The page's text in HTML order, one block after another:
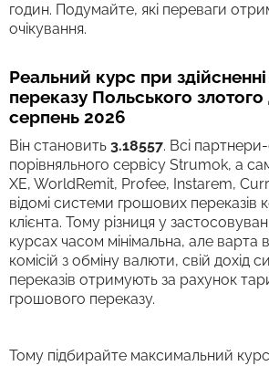
годин. Подумайте, які переваги
очікування.
Реальний курс при
переказу Польського
серпень 2026
Він становить 3.18557. Всі
порівняльного сервісу Strumok, а
XE, WorldRemit, Profee, Instarem,
відомі системи грошових переказів
клієнта. Тому різниця у
курсах часом мінімальна, але варта
комісій з обміну валюти, свій дохід
переказів отримують за рахунок
грошового переказу.
Тому підбирайте максимальний